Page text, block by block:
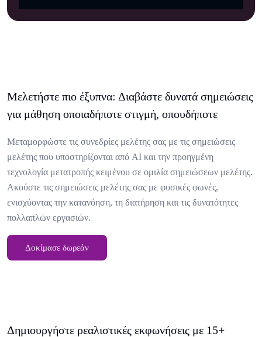
Μελετήστε πιο έξυπνα: Διαβάστε δυνατά σημειώσεις
για μάθηση οποιαδήποτε στιγμή, οπουδήποτε
Μεταμορφώστε τις συνεδρίες μελέτης σας με τις σημειώσεις
μελέτης που υποστηρίζονται από AI και την προηγμένη
τεχνολογία μετατροπής κειμένου σε ομιλία σημειώσεων μελέτης.
Ακούστε τις σημειώσεις μελέτης σας με φυσικές φωνές,
ενισχύοντας την κατανόηση, τη διατήρηση και τις δυνατότητες
πολλαπλών εργασιών.
Δοκίμασε δωρεάν
Δημιουργήστε ρεαλιστικές εκφωνήσεις με 15+